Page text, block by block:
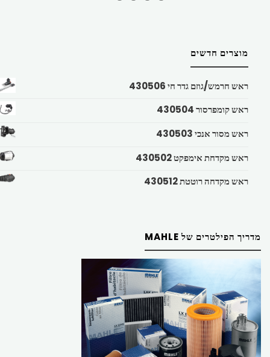
מוצרים חדשים
ראש חרמש/גוזם גדר חי 430506
ראש קומפרסור 430504
ראש מסור אנכי 430503
ראש מקדחת אימפקט 430502
ראש מקדחה רוטטת 430512
מדריך הפילטרים של MAHLE